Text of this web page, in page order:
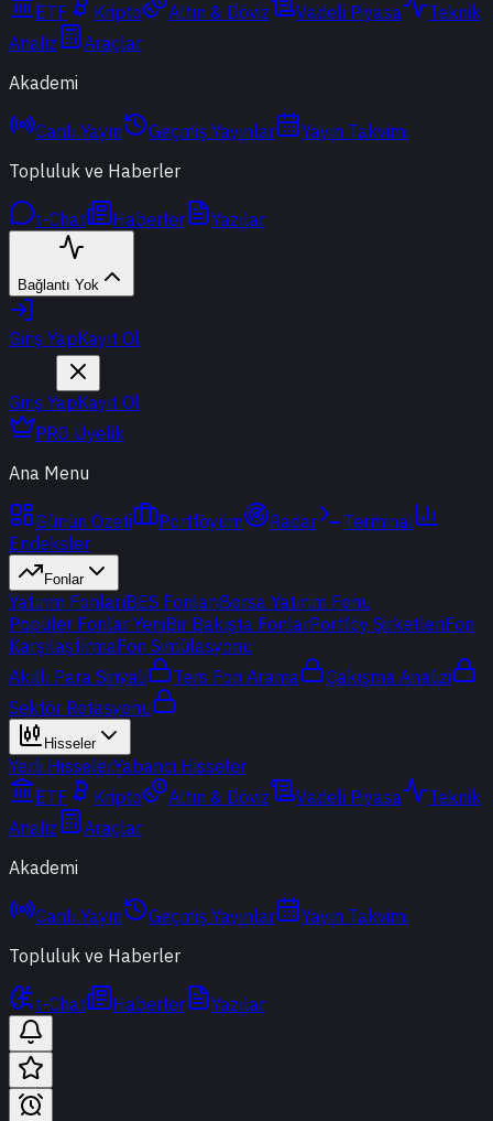
ETF
Kripto Altın & Döviz Vadeli Piyasa
Teknik
Analiz
Araçlar
Akademi
Canlı Yayın Geçmiş Yayınlar
Yayın Takvimi
Topluluk ve Haberler
t-Chat Haberler Yazılar
Bağlantı Yok
Giriş YapKayıt Ol
Giriş YapKayıt Ol
PRO Üyelik
Ana Menu
Günün Özeti Portföyüm Radar
Terminal
Endeksler
Fonlar
Yatırım FonlarıBES FonlarıBorsa Yatırım Fonu
Popüler Fonlar YeniBir Bakışta FonlarPortföy ŞirketleriFon
KarşılaştırmaFon Simülasyonu
Akıllı Para Sinyali
Ters Fon Arama
Çakışma Analizi
Sektör Rotasyonu
Hisseler
Yerli HisselerYabancı Hisseler
ETF
Kripto Altın & Döviz Vadeli Piyasa
Teknik
Analiz
Araçlar
Akademi
Canlı Yayın Geçmiş Yayınlar
Yayın Takvimi
Topluluk ve Haberler
t-Chat Haberler Yazılar